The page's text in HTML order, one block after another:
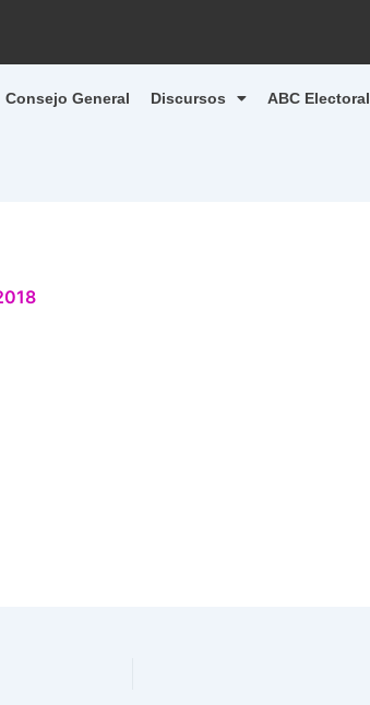
Consejo General Discursos ABC Electoral